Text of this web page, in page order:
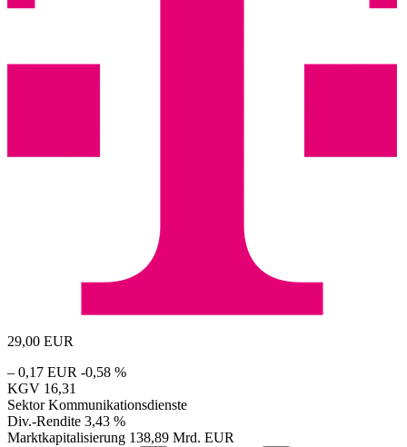
29,00 EUR
– 0,17 EUR -0,58 %
KGV 16,31
Sektor Kommunikationsdienste
Div.-Rendite 3,43 %
Marktkapitalisierung 138,89 Mrd. EUR